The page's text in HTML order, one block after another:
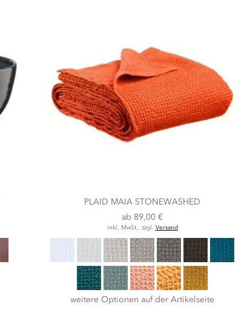
PLAID MAIA STONEWASHED
ab 89,00 €
inkl. MwSt., zzgl. Versand
weitere Optionen auf der Artikelseite